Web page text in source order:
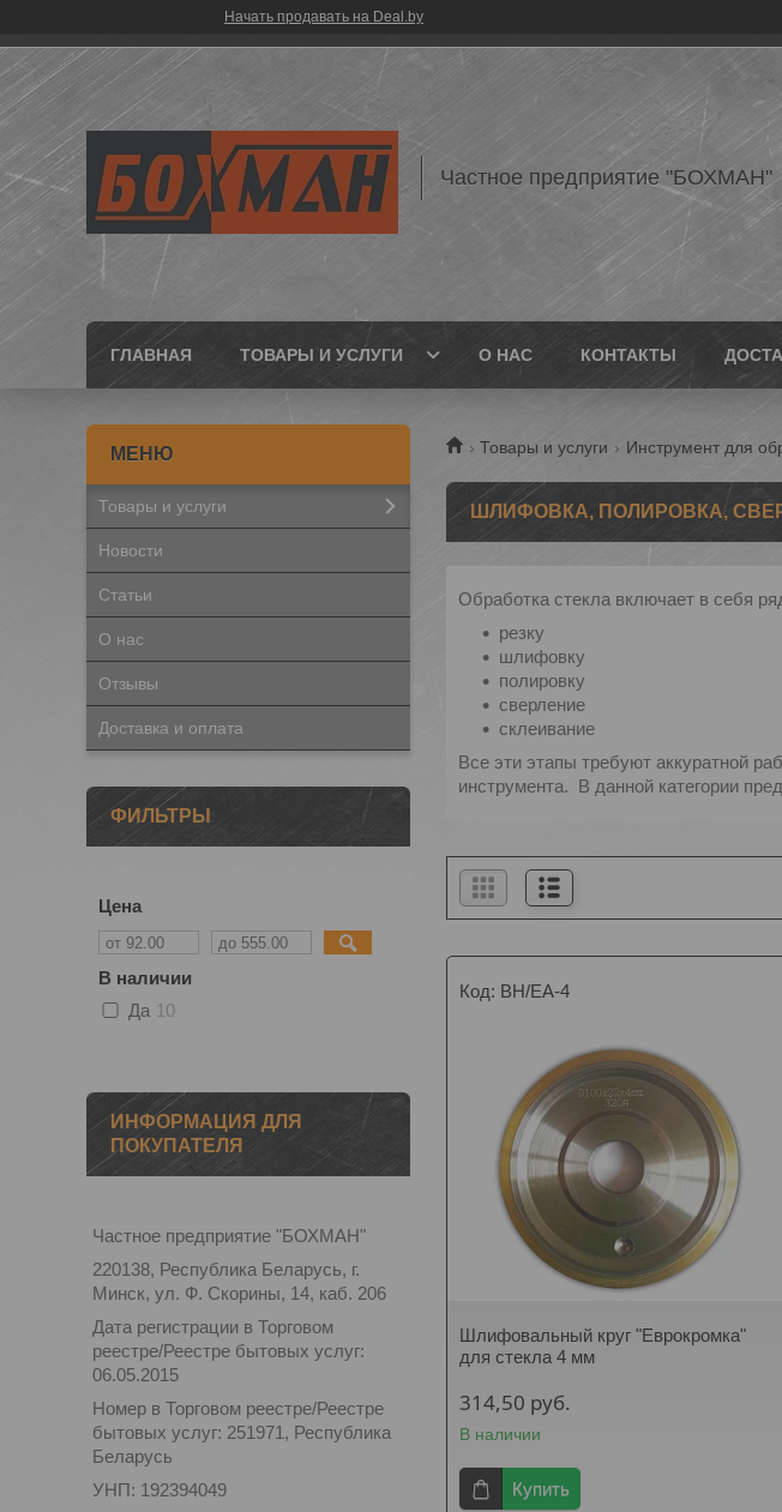
Начать продавать на Deal.by
Частное предприятие "БОХМАН"
ГЛАВНАЯ ТОВАРЫ И УСЛУГИ О НАС КОНТАКТЫ
Товары и услуги Инструмент для
ШЛИФОВКА, ПОЛИРОВКА,
Обработка стекла включает в себя
резку
шлифовку
полировку
сверление
склеивание
Все эти этапы требуют аккуратной
инструмента. В данной категории
BH/ЕA-4
Шлифовальный круг "Еврокромка"
для стекла 4 мм
314,50 руб.
В наличии
Купить
Товары и услуги
Новости
Статьи
О нас
Отзывы
Доставка и оплата
ФИЛЬТРЫ
Цена
В наличии
Да 10
ИНФОРМАЦИЯ ДЛЯ
ПОКУПАТЕЛЯ
Частное предприятие "БОХМАН"
220138, Республика Беларусь, г.
Минск, ул. Ф. Скорины, 14, каб. 206
Дата регистрации в Торговом
реестре/Реестре бытовых услуг:
06.05.2015
Номер в Торговом реестре/Реестре
бытовых услуг: 251971, Республика
Беларусь
УНП: 192394049